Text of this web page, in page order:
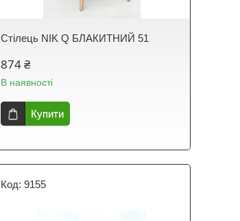
Стілець NIK Q БЛАКИТНИЙ 51
874 ₴
В наявності
Купити
9155